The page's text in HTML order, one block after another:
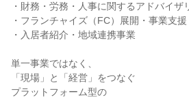
・財務・労務・人事に関するアドバイザ
・フランチャイズ（FC）展開・事業支援
・入居者紹介・地域連携事業
単一事業ではなく、
「現場」と「経営」をつなぐ
プラットフォーム型の